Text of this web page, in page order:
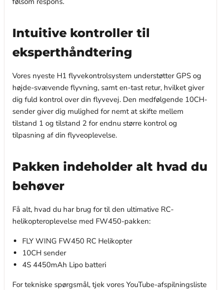
Intuitive kontroller til
eksperthåndtering
Vores nyeste H1 flyvekontrolsystem understøtter GPS og
højde-svævende flyvning, samt en-tast retur, hvilket giver
dig fuld kontrol over din flyvevej. Den medfølgende 10CH-
sender giver dig mulighed for nemt at skifte mellem
tilstand 1 og tilstand 2 for endnu større kontrol og
tilpasning af din flyveoplevelse.
Pakken indeholder alt hvad du
behøver
Få alt, hvad du har brug for til den ultimative RC-
helikopteroplevelse med FW450-pakken:
FLY WING FW450 RC Helikopter
10CH sender
4S 4450mAh Lipo batteri
For tekniske spørgsmål, tjek vores YouTube-afspilningsliste